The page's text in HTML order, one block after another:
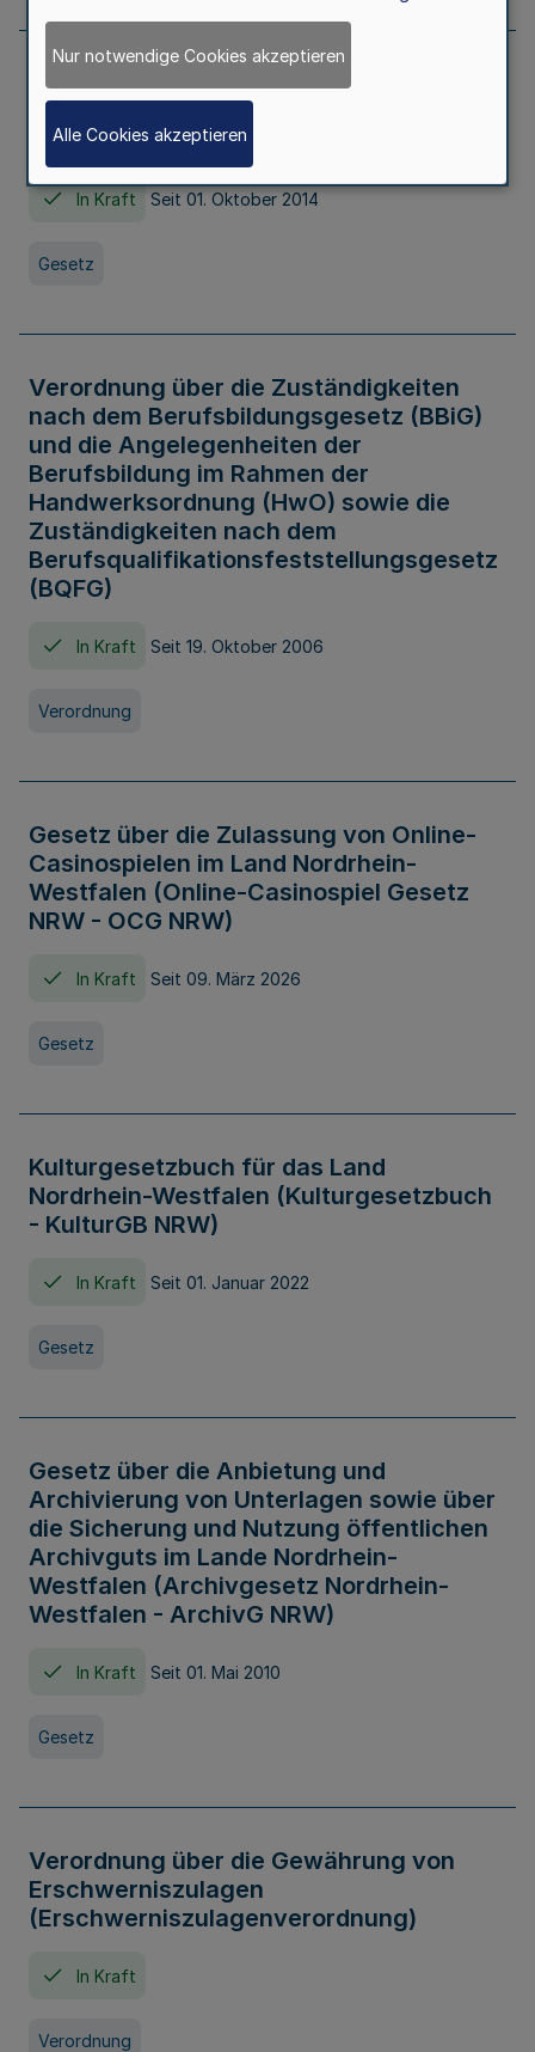
Gesetz über die Hochschulen des Landes
Nordrhein-Westfalen (Hochschulgesetz -
HG)
In Kraft Seit 01. Oktober 2014
Gesetz
Verordnung über die Zuständigkeiten
nach dem Berufsbildungsgesetz (BBiG)
und die Angelegenheiten der
Berufsbildung im Rahmen der
Handwerksordnung (HwO) sowie die
Zuständigkeiten nach dem
Berufsqualifikationsfeststellungsgesetz
(BQFG)
In Kraft Seit 19. Oktober 2006
Verordnung
Gesetz über die Zulassung von Online-
Casinospielen im Land Nordrhein-
Westfalen (Online-Casinospiel Gesetz
NRW - OCG NRW)
In Kraft Seit 09. März 2026
Gesetz
Kulturgesetzbuch für das Land
Nordrhein-Westfalen (Kulturgesetzbuch
- KulturGB NRW)
In Kraft Seit 01. Januar 2022
Gesetz
Gesetz über die Anbietung und
Archivierung von Unterlagen sowie über
die Sicherung und Nutzung öffentlichen
Archivguts im Lande Nordrhein-
Westfalen (Archivgesetz Nordrhein-
Westfalen - ArchivG NRW)
In Kraft Seit 01. Mai 2010
Gesetz
Verordnung über die Gewährung von
Erschwerniszulagen
(Erschwerniszulagenverordnung)
In Kraft
Verordnung
Nur notwendige Cookies akzeptieren
Alle Cookies akzeptieren